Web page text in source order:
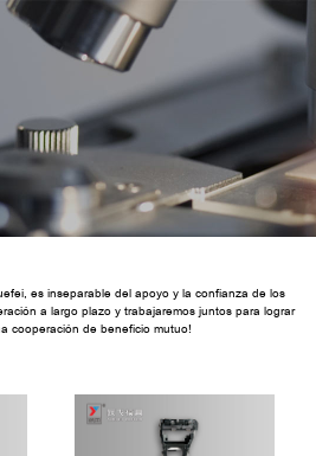
es inseparable del apoyo y la confianza de los
a largo plazo y trabajaremos juntos para lograr
cooperación de beneficio mutuo!